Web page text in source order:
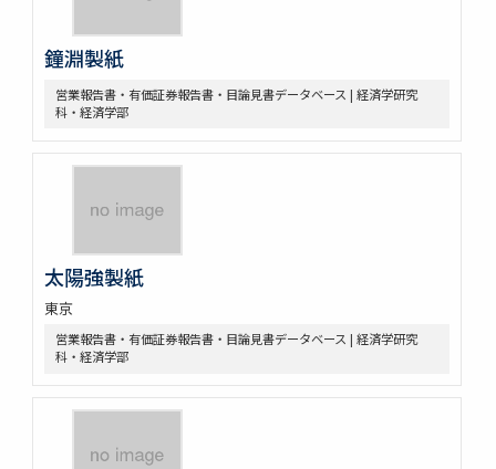
鐘淵製紙
営業報告書・有価証券報告書・目論見書データベース | 経済学研究
科・経済学部
太陽強製紙
東京
営業報告書・有価証券報告書・目論見書データベース | 経済学研究
科・経済学部